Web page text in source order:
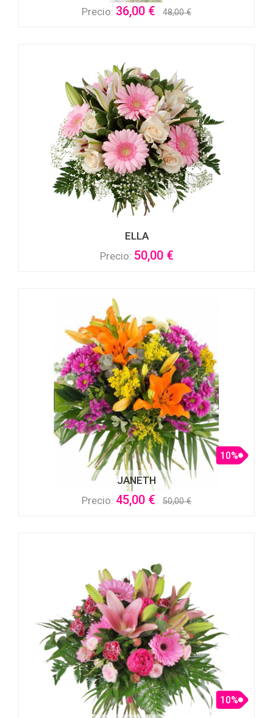
Precio: 36,00 € 48,00 €
ELLA
Precio: 50,00 €
JANETH
10%
Precio: 45,00 € 50,00 €
10%